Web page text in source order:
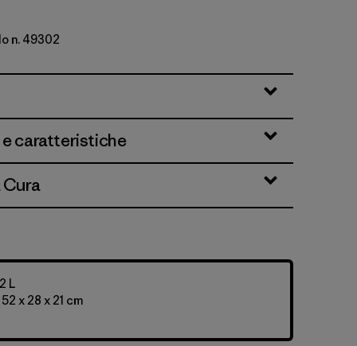
w/Forge Grey
n. 49302
caratteristiche
L
x 28 x 21 cm